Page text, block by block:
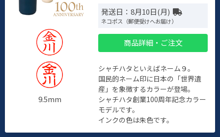
9.5mm
発送日：8月10日(月)
ネコポス（郵便受けへお届け）
商品詳細・ご注文
シャチハタといえばネーム９。
国民的ネーム印に日本の「世界遺
産」を象徴するカラーが登場。
シャチハタ創業100周年記念カラー
モデルです。
インクの色は朱色です。